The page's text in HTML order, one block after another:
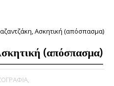
Ασκητική (απόσπασμα)
(απόσπασμα)